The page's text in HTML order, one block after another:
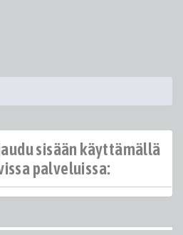
sisään käyttämällä
palveluissa: